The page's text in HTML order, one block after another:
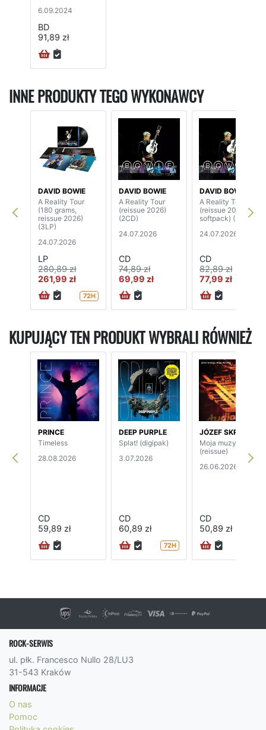
6.09.2024
BD
91,89 zł
INNE PRODUKTY TEGO WYKONAWCY
DAVID BOWIE
A Reality Tour
(180 grams,
reissue 2026)
(3LP)
24.07.2026
LP
280,89 zł
261,99 zł
72H
DAVID BOWIE
A Reality Tour
(reissue 2026)
(2CD)
24.07.2026
CD
74,89 zł
69,99 zł
DAVID BOWIE
A Reality Tour
(reissue 2026,
softpack) (2CD)
24.07.2026
CD
82,89 zł
77,99 zł
KUPUJĄCY TEN PRODUKT WYBRALI RÓWNIEŻ
PRINCE
Timeless
28.08.2026
CD
59,89 zł
DEEP PURPLE
Splat! (digipak)
3.07.2026
CD
60,89 zł
72H
JÓZEF SKRZEK
Moja muzyka
(reissue)
26.06.2026
CD
50,89 zł
ROCK-SERWIS
ul. płk. Francesco Nullo 28/LU3
31-543 Kraków
INFORMACJE
O nas
Pomoc